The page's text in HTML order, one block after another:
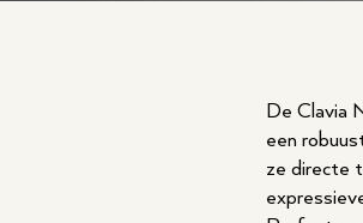
De Clavia
een
ze directe